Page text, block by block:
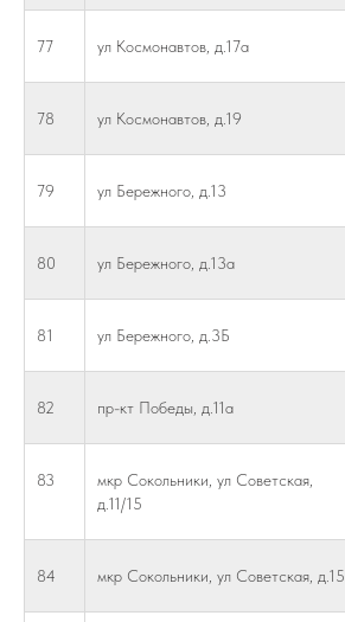
77 ул Космонавтов, д.17а
78 ул Космонавтов, д.19
79 ул Бережного, д.13
80 ул Бережного, д.13а
81 ул Бережного, д.3Б
82 пр-кт Победы, д.11а
83
мкр Сокольники, ул Советская,
д.11/15
84 мкр Сокольники, ул Советская, д.15